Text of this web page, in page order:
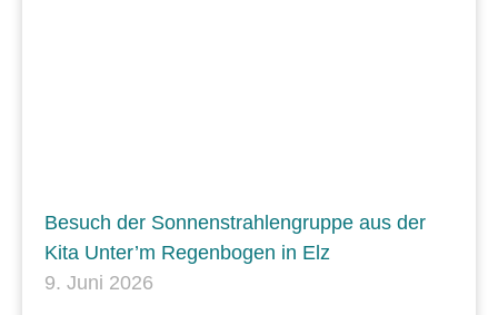
Besuch der Sonnenstrahlengruppe aus der
Kita Unter’m Regenbogen in Elz
9. Juni 2026